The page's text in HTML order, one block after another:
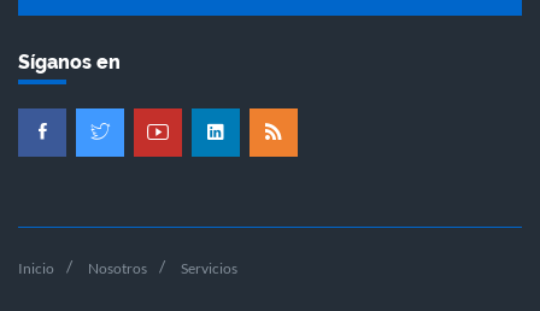
Síganos en
Inicio Nosotros Servicios